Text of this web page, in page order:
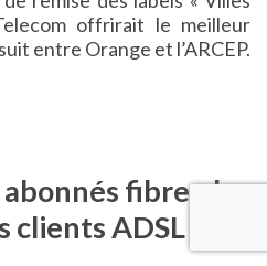
offrirait le meilleur
entre Orange et l’ARCEP.
fibre plus
clients ADSL